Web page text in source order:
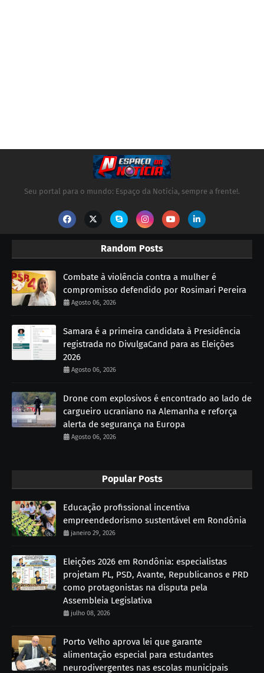
Seu portal para o mundo: Espaço da Notícia, sempre a frente!.
Random Posts
Combate à violência contra a mulher é
compromisso defendido por Rosimari Pereira
Agosto 06, 2026
Samara é a primeira candidata à Presidência
registrada no DivulgaCand para as Eleições
2026
Agosto 06, 2026
Drone com explosivos é encontrado ao lado de
cargueiro ucraniano na Alemanha e reforça
alerta de segurança na Europa
Agosto 06, 2026
Popular Posts
Educação profissional incentiva
empreendedorismo sustentável em Rondônia
janeiro 29, 2026
Eleições 2026 em Rondônia: especialistas
projetam PL, PSD, Avante, Republicanos e PRD
como protagonistas na disputa pela
Assembleia Legislativa
julho 08, 2026
Porto Velho aprova lei que garante
alimentação especial para estudantes
neurodivergentes nas escolas municipais